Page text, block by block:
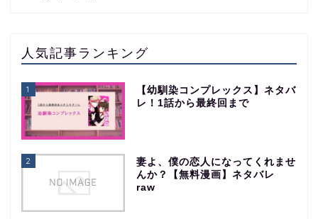
人気記事ランキング
1
【幼馴染コンプレックス】ネタバ
レ！1話から最終回まで
2
妻よ、僕の恋人になってくれませ
んか？【無料漫画】ネタバレ
raw